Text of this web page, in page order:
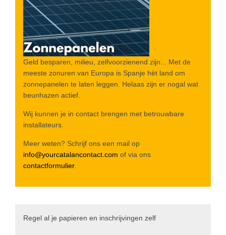
Geld besparen, milieu, zelfvoorzienend zijn... Met de
meeste zonuren van Europa is Spanje hèt land om
zonnepanelen te laten leggen. Helaas zijn er nogal wat
beunhazen actief.
Wij kunnen je in contact brengen met betrouwbare
installateurs.
Meer weten? Schrijf ons een mail op
info@yourcatalancontact.com of via ons
contactformulier.
Regel al je papieren en inschrijvingen zelf